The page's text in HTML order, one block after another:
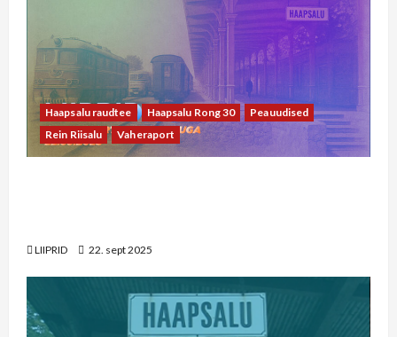
Haapsalu raudtee Haapsalu Rong 30
Peauudised
Rein Riisalu
Vaheraport
LIIPRID 22. sept 2025